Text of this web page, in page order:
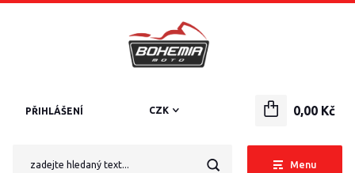
Menu
CZK
PŘIHLÁŠENÍ 0,00 Kč